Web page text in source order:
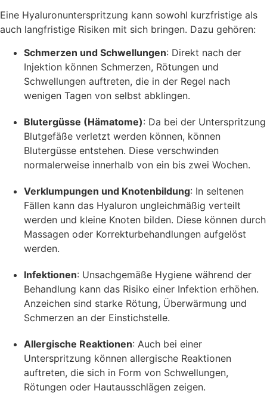
Eine Hyaluronunterspritzung kann sowohl kurzfristige als
auch langfristige Risiken mit sich bringen. Dazu gehören:
Schmerzen und Schwellungen: Direkt nach der
Injektion können Schmerzen, Rötungen und
Schwellungen auftreten, die in der Regel nach
wenigen Tagen von selbst abklingen.
Blutergüsse (Hämatome): Da bei der Unterspritzung
Blutgefäße verletzt werden können, können
Blutergüsse entstehen. Diese verschwinden
normalerweise innerhalb von ein bis zwei Wochen.
Verklumpungen und Knotenbildung: In seltenen
Fällen kann das Hyaluron ungleichmäßig verteilt
werden und kleine Knoten bilden. Diese können durch
Massagen oder Korrekturbehandlungen aufgelöst
werden.
Infektionen: Unsachgemäße Hygiene während der
Behandlung kann das Risiko einer Infektion erhöhen.
Anzeichen sind starke Rötung, Überwärmung und
Schmerzen an der Einstichstelle.
Allergische Reaktionen: Auch bei einer
Unterspritzung können allergische Reaktionen
auftreten, die sich in Form von Schwellungen,
Rötungen oder Hautausschlägen zeigen.